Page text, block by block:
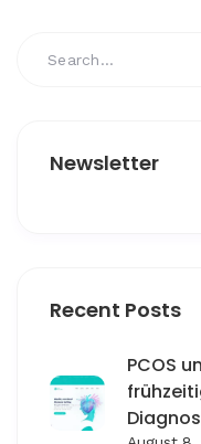
Newsletter
Recent Posts
PCOS